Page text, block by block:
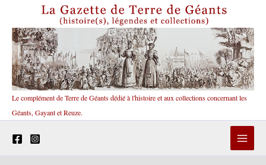
contenu
Le complément de Terre de Géants dédié à l'histoire et aux collections concernant les
Géants, Gayant et Reuze.